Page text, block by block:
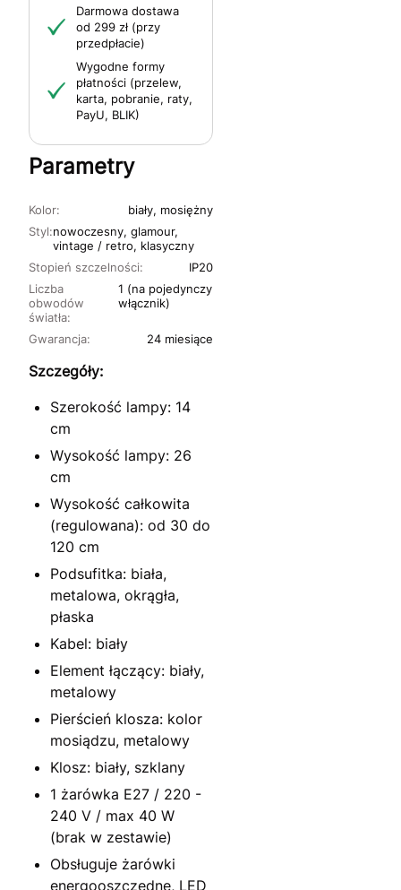
Darmowa dostawa
od 299 zł (przy
przedpłacie)
Wygodne formy
płatności (przelew,
karta, pobranie, raty,
PayU, BLIK)
Parametry
Kolor: biały, mosiężny
Stopień szczelności: IP20
Gwarancja: 24 miesiące
Styl:nowoczesny, glamour,
vintage / retro, klasyczny
Liczba
obwodów
światła:
1 (na pojedynczy
włącznik)
Szczegóły:
Szerokość lampy: 14
cm
Wysokość lampy: 26
cm
Wysokość całkowita
(regulowana): od 30 do
120 cm
Podsufitka: biała,
metalowa, okrągła,
płaska
Kabel: biały
Element łączący: biały,
metalowy
Pierścień klosza: kolor
mosiądzu, metalowy
Klosz: biały, szklany
1 żarówka E27 / 220 -
240 V / max 40 W
(brak w zestawie)
Obsługuje żarówki
energooszczędne, LED